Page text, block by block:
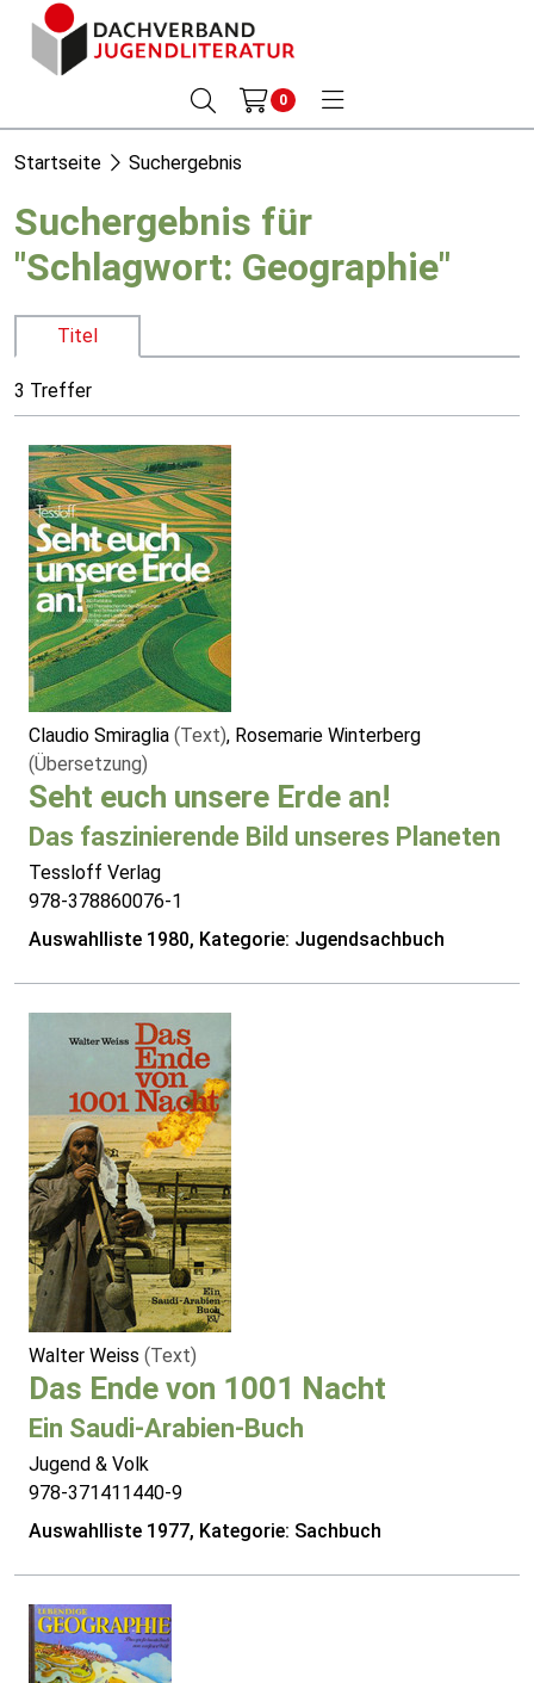
0
Startseite Suchergebnis
Suchergebnis für
"Schlagwort: Geographie"
Titel
3 Treffer
Claudio Smiraglia (Text), Rosemarie Winterberg
(Übersetzung)
Seht euch unsere Erde an!
Das faszinierende Bild unseres Planeten
Tessloff Verlag
978-378860076-1
Auswahlliste 1980, Kategorie: Jugendsachbuch
Walter Weiss (Text)
Das Ende von 1001 Nacht
Ein Saudi-Arabien-Buch
Jugend & Volk
978-371411440-9
Auswahlliste 1977, Kategorie: Sachbuch